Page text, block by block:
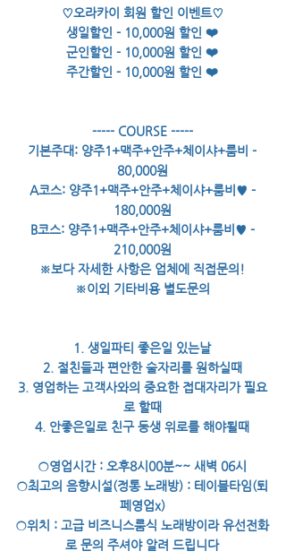
♡오라카이 회원 할인 이벤트♡
생일할인 - 10,000원 할인 ❤️
군인할인 - 10,000원 할인 ❤️
주간할인 - 10,000원 할인 ❤️
----- COURSE -----
기본주대: 양주1+맥주+안주+체이샤+룸비 -
80,000원
A코스: 양주1+맥주+안주+체이샤+룸비♥ -
180,000원
B코스: 양주1+맥주+안주+체이샤+룸비♥ -
210,000원
※보다 자세한 사항은 업체에 직접문의!
※이외 기타비용 별도문의
1. 생일파티 좋은일 있는날
2. 절친들과 편안한 술자리를 원하실때
3. 영업하는 고객사와의 중요한 접대자리가 필요
로 할때
4. 안좋은일로 친구 동생 위로를 해야될때‌
○영업시간 : 오후8시00분~~ 새벽 06시
○최고의 음향시설(정통 노래방) : 테이블타임(퇴
페영업x)
○위치 : 고급 비즈니스룸식 노래방이라 유선전화
로 문의 주셔야 알려 드립니다